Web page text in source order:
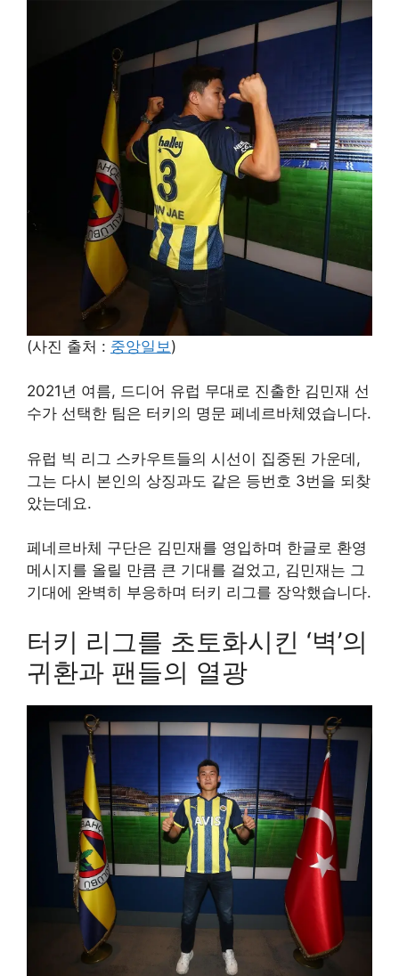
(사진 출처 : 중앙일보 )
2021년 여름, 드디어 유럽 무대로 진출한 김민재 선
수가 선택한 팀은 터키의 명문 페네르바체였습니다.
유럽 빅 리그 스카우트들의 시선이 집중된 가운데,
그는 다시 본인의 상징과도 같은 등번호 3번을 되찾
았는데요.
페네르바체 구단은 김민재를 영입하며 한글로 환영
메시지를 올릴 만큼 큰 기대를 걸었고, 김민재는 그
기대에 완벽히 부응하며 터키 리그를 장악했습니다.
터키 리그를 초토화시킨 ‘벽’의
귀환과 팬들의 열광